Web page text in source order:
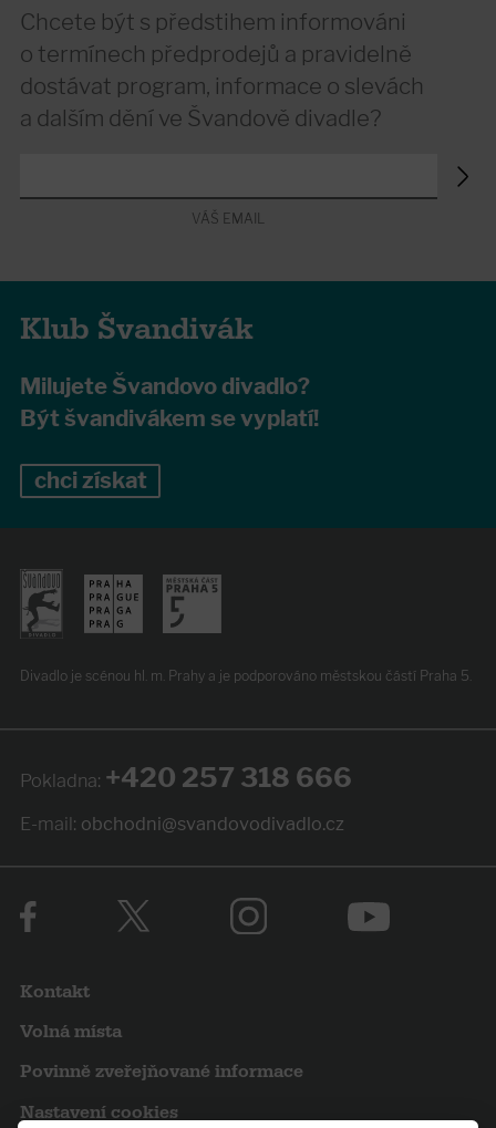
Chcete být s předstihem informováni
o termínech předprodejů a pravidelně
dostávat program, informace o slevách
a dalším dění ve Švandově divadle?
VÁŠ EMAIL
Klub Švandivák
Milujete Švandovo divadlo?
Být švandivákem se vyplatí!
chci získat
Divadlo je scénou hl. m. Prahy a je podporováno městskou částí Praha 5.
Pokladna: +420 257 318 666
E-mail: obchodni@svandovodivadlo.cz
Kontakt
Volná místa
Povinně zveřejňované informace
Nastavení cookies